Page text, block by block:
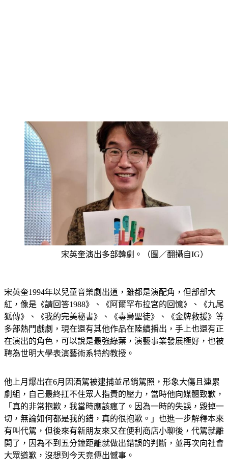
宋英奎演出多部韓劇。（圖／翻攝自IG）
宋英奎1994年以兒童音樂劇出道，雖都是演配角，但部部大
紅，像是《請回答1988》、《阿爾罕布拉宮的回憶》、《九尾
狐傳》、《我的完美秘書》、《毒梟聖徒》、《金牌救援》等
多部熱門戲劇，現在還有其他作品在陸續播出，手上也還有正
在演出的角色，可以說是最強綠葉，演藝事業發展極好，也被
聘為世明大學表演藝術系特約教授。
他上月爆出在6月因酒駕被逮捕並吊銷駕照，形象大傷且連累
劇組，自己最終扛不住眾人指責的壓力，當時他向媒體致歉，
「真的非常抱歉，我當時應該瘋了。因為一時的失誤，毀掉一
切，無論如何都是我的錯，真的很抱歉。」也進一步解釋本來
有叫代駕，但後來有新朋友來又在便利商店小聊後，代駕就離
開了，因為不到五分鐘距離就做出錯誤的判斷，並再次向社會
大眾道歉，沒想到今天竟傳出憾事。